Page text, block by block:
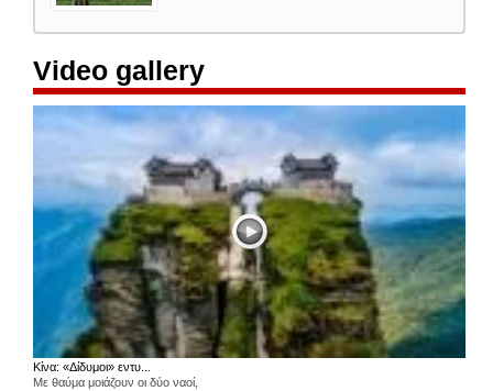
Video gallery
Κίνα: «Δίδυμοι» εντυ...
Με θαύμα μοιάζουν οι δύο ναοί,